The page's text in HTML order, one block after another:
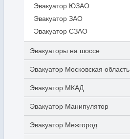
Эвакуатор ЮЗАО
Эвакуатор ЗАО
Эвакуатор СЗАО
Эвакуаторы на шоссе
Эвакуатор Московская область
Эвакуатор МКАД
Эвакуатор Манипулятор
Эвакуатор Межгород